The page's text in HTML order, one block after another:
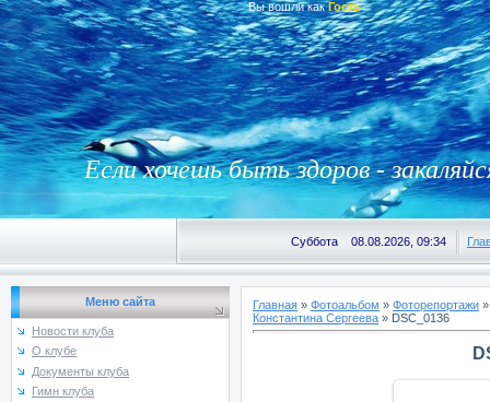
Вы вошли как Гость
Если хочешь быть здоров -
Суббота 08.08.2026, 09:34
Меню сайта
Новости клуба
О клубе
Документы клуба
Гимн клуба
Главная » Фотоальбом » Фоторепортажи
Константина Сергеева » DSC_0136